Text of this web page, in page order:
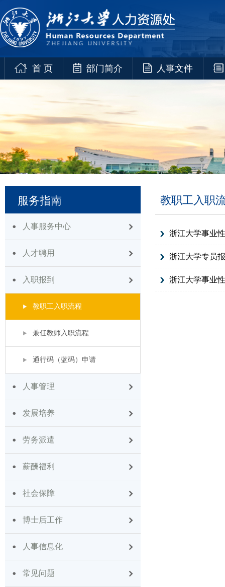
首 页 部门简介 人事文件
服务指南
人事服务中心
人才聘用
入职报到
教职工入职流程
兼任教师入职流程
通行码（蓝码）申请
人事管理
发展培养
劳务派遣
薪酬福利
社会保障
博士后工作
人事信息化
常见问题
教职工入职
浙江大学事业
浙江大学专员
浙江大学事业